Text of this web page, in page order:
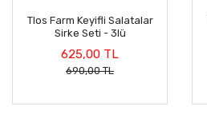
Tlos Farm Keyifli Salatalar
Sirke Seti - 3lü
625,00 TL
690,00 TL